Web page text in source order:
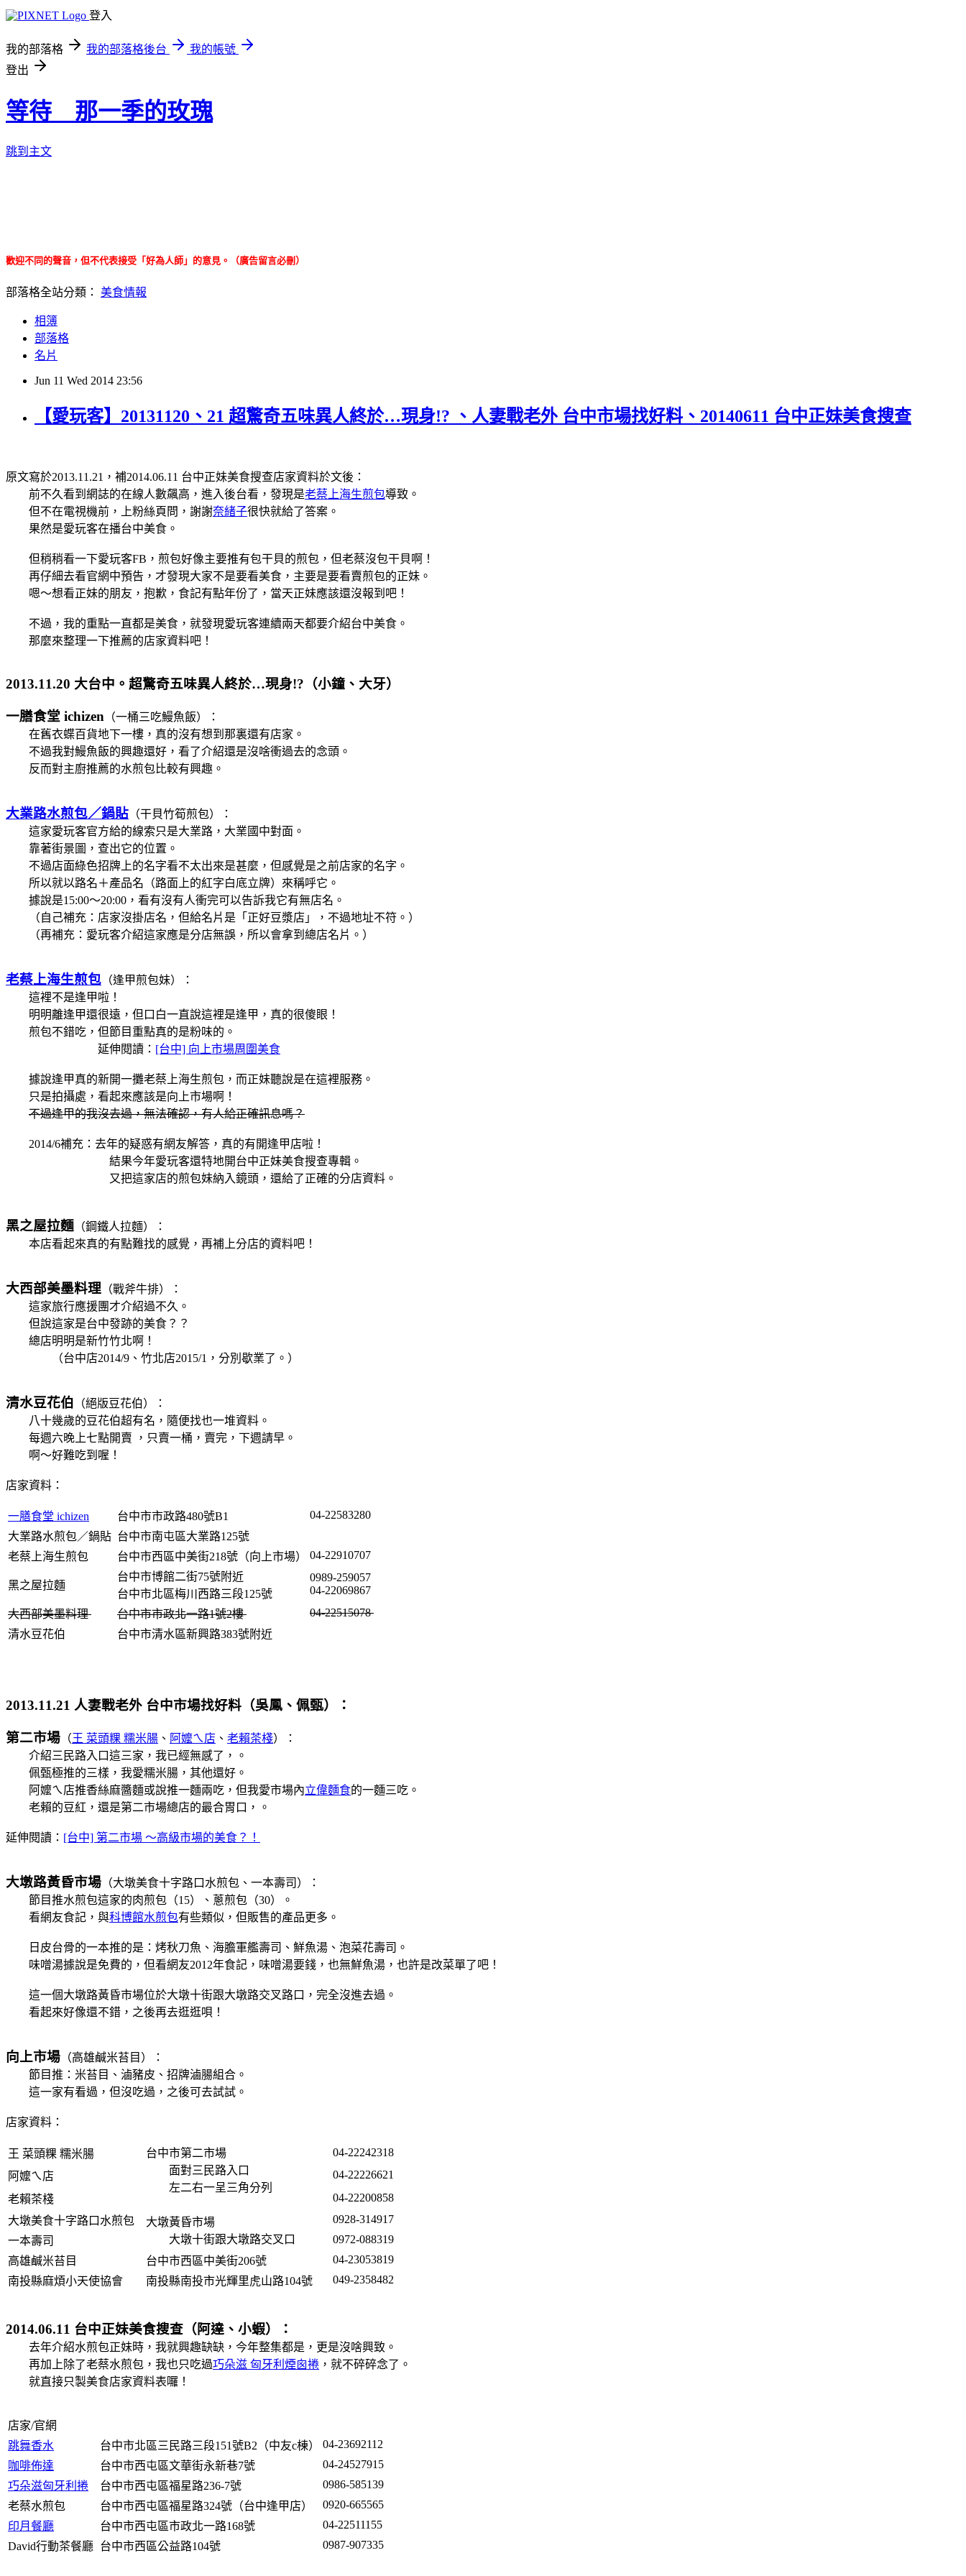
登入
我的部落格 我的部落格後台
我的帳號
登出
等待 那一季的玫瑰
跳到主文
歡迎不同的聲音，但不代表接受「好為人師」的意見。（廣告留言必刪）
部落格全站分類： 美食情報
相簿
部落格
名片
Jun 11 Wed 2014 23:56
【愛玩客】20131120、21 超驚奇五味異人終於…現身!? 、人妻戰老外 台中市場找好料、20140611 台中正妹美食搜查
原文寫於2013.11.21，補2014.06.11 台中正妹美食搜查店家資料於文後：
前不久看到網誌的在線人數飆高，進入後台看，發現是老蔡上海生煎包導致。
但不在電視機前，上粉絲頁問，謝謝奈緒子很快就給了答案。
果然是愛玩客在播台中美食。
但稍稍看一下愛玩客FB，煎包好像主要推有包干貝的煎包，但老蔡沒包干貝啊！
再仔細去看官網中預告，才發現大家不是要看美食，主要是要看賣煎包的正妹。
嗯～想看正妹的朋友，抱歉，食記有點年份了，當天正妹應該還沒報到吧！
不過，我的重點一直都是美食，就發現愛玩客連續兩天都要介紹台中美食。
那麼來整理一下推薦的店家資料吧！
2013.11.20 大台中。超驚奇五味異人終於…現身!?（小鐘、大牙）
一膳食堂 ichizen （一桶三吃鰻魚飯）：
在舊衣蝶百貨地下一樓，真的沒有想到那裏還有店家。
不過我對鰻魚飯的興趣還好，看了介紹還是沒啥衝過去的念頭。
反而對主廚推薦的水煎包比較有興趣。
大業路水煎包／鍋貼 （干貝竹筍煎包）：
這家愛玩客官方給的線索只是大業路，大業國中對面。
靠著街景圖，查出它的位置。
不過店面綠色招牌上的名字看不太出來是甚麼，但感覺是之前店家的名字。
所以就以路名＋產品名（路面上的紅字白底立牌）來稱呼它。
據說是15:00～20:00，看有沒有人衝完可以告訴我它有無店名。
（自己補充：店家沒掛店名，但給名片是「正好豆漿店」，不過地址不符。）
（再補充：愛玩客介紹這家應是分店無誤，所以會拿到總店名片。）
老蔡上海生煎包 （逢甲煎包妹）：
這裡不是逢甲啦！
明明離逢甲還很遠，但口白一直說這裡是逢甲，真的很傻眼！
煎包不錯吃，但節目重點真的是粉味的。
延伸閱讀： [台中] 向上市場周圍美食
據說逢甲真的新開一攤老蔡上海生煎包，而正妹聽說是在這裡服務。
只是拍攝處，看起來應該是向上市場啊！
不過逢甲的我沒去過，無法確認，有人給正確訊息嗎？
2014/6補充：去年的疑惑有網友解答，真的有開逢甲店啦！
結果今年愛玩客還特地開台中正妹美食搜查專輯。
又把這家店的煎包妹納入鏡頭，還給了正確的分店資料。
黑之屋拉麵 （鋼鐵人拉麵）：
本店看起來真的有點難找的感覺，再補上分店的資料吧！
大西部美墨料理 （戰斧牛排）：
這家旅行應援團才介紹過不久。
但說這家是台中發跡的美食？？
總店明明是新竹竹北啊！
（台中店2014/9、竹北店2015/1，分別歇業了。）
清水豆花伯 （絕版豆花伯）：
八十幾歲的豆花伯超有名，隨便找也一堆資料。
每週六晚上七點開賣 ，只賣一桶， 賣完，下週請早。
啊～好難吃到喔！
店家資料：
一膳食堂 ichizen 台中市市政路480號B1
04-22583280
大業路水煎包／鍋貼 台中市南屯區大業路125號
老蔡上海生煎包
台中市西區中美街218號（向上市場） 04-22910707
黑之屋拉麵
台中市博館二街75號附近
台中市北區梅川西路三段125號
0989-259057
04-22069867
大西部美墨料理
台中市市政北一路1號2樓
04-22515078
清水豆花伯
台中市清水區新興路383號附近
2013.11.21 人妻戰老外 台中市場找好料（吳鳳、佩甄）：
第二市場 （王 菜頭粿 糯米腸 、 阿嬤ㄟ店 、 老賴茶棧）：
介紹三民路入口這三家，我已經無感了，
。
佩甄極推的三樣，我愛糯米腸，其他還好。
阿嬤ㄟ店推香絲麻醬麵或說推一麵兩吃，但我愛市場內立偉麵食的一麵三吃。
老賴的豆紅，還是第二市場總店的最合胃口，
。
延伸閱讀： [台中] 第二市場 ～高級市場的美食？！
大墩路黃昏市場 （大墩美食十字路口水煎包、一本壽司）：
節目推水煎包這家的肉煎包（15）、蔥煎包（30）。
看網友食記，與科博館水煎包有些類似，但販售的產品更多。
日皮台骨的一本推的是：烤秋刀魚、海膽軍艦壽司、鮮魚湯、泡菜花壽司。
味噌湯據說是免費的，但看網友2012年食記，味噌湯要錢，也無鮮魚湯，也許是改菜單了吧！
這一個大墩路黃昏市場位於大墩十街跟大墩路交叉路口，完全沒進去過。
看起來好像還不錯，之後再去逛逛唄！
向上市場 （高雄鹹米苔目）：
節目推：米苔目、滷豬皮、招牌滷腸組合。
這一家有看過，但沒吃過，之後可去試試。
店家資料：
王 菜頭粿 糯米腸
台中市第二市場
面對三民路入口
左二右一呈三角分列
04-22242318
阿嬤ㄟ店
04-22226621
老賴茶棧
04-22200858
大墩美食十字路口水煎包
大墩黃昏市場
大墩十街跟大墩路交叉口
0928-314917
一本壽司
0972-088319
高雄鹹米苔目
台中市西區中美街206號
04-23053819
南投縣麻煩小天使協會
南投縣南投市光輝里虎山路104號 049-2358482
2014.06.11 台中正妹美食搜查（阿達、小蝦）：
去年介紹水煎包正妹時，我就興趣缺缺，今年整集都是，更是沒啥興致。
再加上除了老蔡水煎包，我也只吃過巧朵滋 匈牙利煙囪捲 ，就不碎碎念了。
就直接只製美食店家資料表囉！
店家/官網
跳舞香水
台中市北區三民路三段151號B2（中友c棟）
04-23692112
咖啡佈達
台中市西屯區文華街永新巷7號
04-24527915
巧朵滋匈牙利捲
台中市西屯區福星路236-7號
0986-585139
老蔡水煎包
台中市西屯區福星路324號（台中逢甲店）
0920-665565
印月餐廳
台中市西屯區市政北一路168號
04-22511155
David行動茶餐廳 台中市西區公益路104號 0987-907335